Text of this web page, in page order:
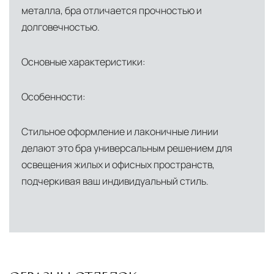
Глобальная сеть распределительных
Помимо Москвы, мы располагаем
международных хабах:
Ближнего Востока и Азии
Кипр— распределительная база для
Средиземноморского региона
металла, бра отличается прочностью и
долговечностью.
Основные характеристики:
Особенности:
Стильное оформление и лаконичные линии
делают это бра универсальным решением для
освещения жилых и офисных пространств,
подчеркивая ваш индивидуальный стиль.